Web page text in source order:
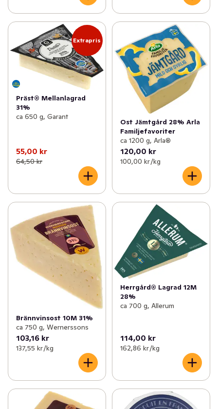
Extrapris
Präst® Mellanlagrad
31%
ca 650 g, Garant
55,00 kr
64,50 kr
Ost Jämtgård 28% Arla
Familjefavoriter
ca 1200 g, Arla®
120,00 kr
100,00 kr /kg
Brännvinsost 10M 31%
ca 750 g, Wernerssons
103,16 kr
137,55 kr /kg
Herrgård® Lagrad 12M
28%
ca 700 g, Allerum
114,00 kr
162,86 kr /kg